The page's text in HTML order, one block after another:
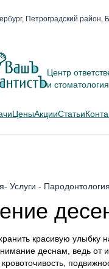
Петроградский
Центр
и
ЦеныАкцииСтатьи
- Услуги - Пародонтология
красивую улыбку
деснам, ведь от